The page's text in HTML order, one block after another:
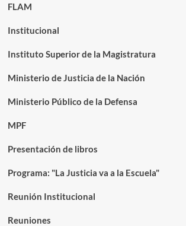
FLAM
Institucional
Instituto Superior de la Magistratura
Ministerio de Justicia de la Nación
Ministerio Público de la Defensa
MPF
Presentación de libros
Programa: "La Justicia va a la Escuela"
Reunión Institucional
Reuniones